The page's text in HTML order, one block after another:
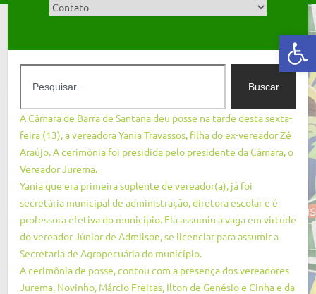
Abrir a barra de ferramentas
Buscar
A Câmara de Barra de Santana deu posse na tarde desta sexta-
feira (13), a vereadora Yania Travassos, filha do ex-vereador Zé
Araújo. A cerimônia foi presidida pelo presidente da Câmara, o
Vereador Jurema.
Yania que era primeira suplente de vereador(a), já foi
secretária municipal de administração, diretora escolar e é
professora efetiva do município. Ela assumiu a vaga em virtude
do vereador Júnior de Admilson, se licenciar para assumir a
Secretaria de Agropecuária do município.
A cerimônia de posse, contou com a presença dos vereadores
Jurema, Novinho, Márcio Freitas, Ilton de Genésio e Cinha e da